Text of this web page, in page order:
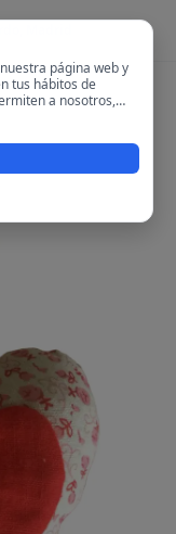
página web y
tus hábitos de
a nosotros,
para
aceptas el uso
y tratamiento de
de